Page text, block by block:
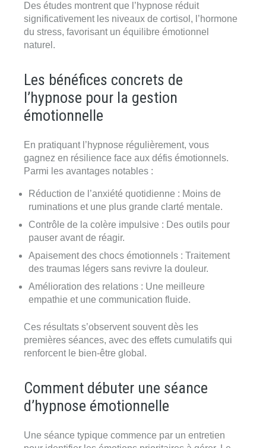
Des études montrent que l’hypnose réduit
significativement les niveaux de cortisol, l’hormone
du stress, favorisant un équilibre émotionnel
naturel.
Les bénéfices concrets de
l’hypnose pour la gestion
émotionnelle
En pratiquant l’hypnose régulièrement, vous
gagnez en résilience face aux défis émotionnels.
Parmi les avantages notables :
Réduction de l’anxiété quotidienne : Moins de
ruminations et une plus grande clarté mentale.
Contrôle de la colère impulsive : Des outils pour
pauser avant de réagir.
Apaisement des chocs émotionnels : Traitement
des traumas légers sans revivre la douleur.
Amélioration des relations : Une meilleure
empathie et une communication fluide.
Ces résultats s’observent souvent dès les
premières séances, avec des effets cumulatifs qui
renforcent le bien-être global.
Comment débuter une séance
d’hypnose émotionnelle
Une séance typique commence par un entretien